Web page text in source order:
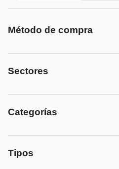
Método de compra
Sectores
Categorías
Tipos